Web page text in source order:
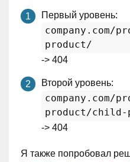
Первый уровень:
company.com/
product/
-> 404
Второй уровень:
company.com/
product/child-
-> 404
Я также попробовал